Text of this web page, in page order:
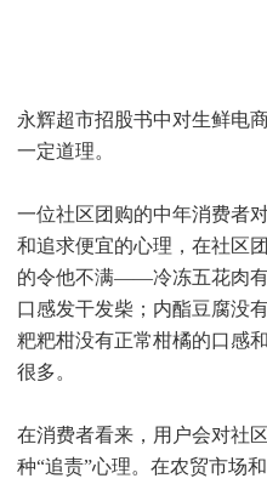
永辉超市招股书中对生鲜电
一定道理。
一位社区团购的中年消费者
和追求便宜的心理，在社区
的令他不满——冷冻五花肉
口感发干发柴；内酯豆腐没
粑粑柑没有正常柑橘的口感
很多。
在消费者看来，用户会对社
种“追责”心理。在农贸市场